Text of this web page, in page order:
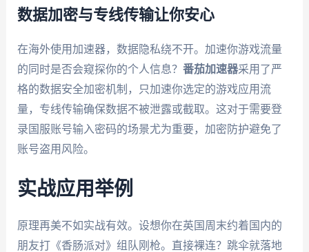
数据加密与专线传输让你安心
在海外使用加速器，数据隐私绕不开。加速你游戏流量
的同时是否会窥探你的个人信息？ 番茄加速器采用了严
格的数据安全加密机制，只加速你选定的游戏应用流
量，专线传输确保数据不被泄露或截取。这对于需要登
录国服账号输入密码的场景尤为重要，加密防护避免了
账号盗用风险。
实战应用举例
原理再美不如实战有效。设想你在英国周末约着国内的
朋友打《香肠派对》组队刚枪。直接裸连？跳伞就落地